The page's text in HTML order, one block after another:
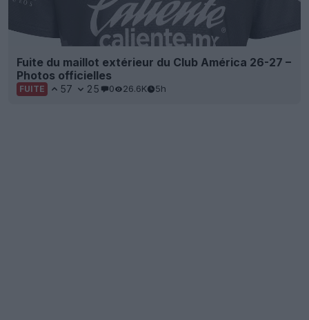
Fuite du maillot extérieur du Club América 26-27 –
Photos officielles
FUITE 57 25 0 26.6K 5h